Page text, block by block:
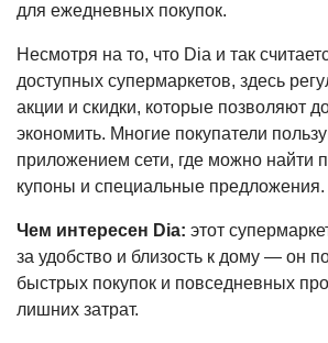
для ежедневных покупок.
Несмотря на то, что Dia и так
доступных супермаркетов, здесь
акции и скидки, которые позволяют
экономить. Многие покупатели
приложением сети, где можно найти
купоны и специальные предложения.
Чем интересен Dia: этот
за удобство и близость к дому — он
быстрых покупок и повседневных
лишних затрат.